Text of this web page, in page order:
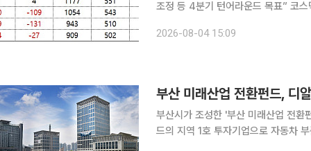
조정 등 4분기 턴어라운드 목표” 코스닥 상장사 상보가 최대주주 변경을 동반한 경영권 승계 작업
배하는 특수관계 법인으로의 지분 이
2026-08-04 15:09
부산 미래산업 전환펀드, 디
부산시가 조성한 '부산 미래산업 전환펀드'가 첫 투자
드의 지역 1호 투자기업으로 자동차